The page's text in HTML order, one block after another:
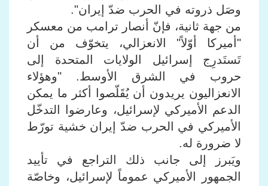
وصَل ذروته في الحرب ضدّ إيران".
من جهة ثانية، فإنّ أنصار ترامب من معسكر
"أميركا أوّلاً" الانعزالي، يتخوّف من أن
تَستَدرِج إسرائيل الولايات المتحدة إلى
حروب في الشرق الأوسط. "وهؤلاء
الانعزاليون يريدون أن يُقَلّصوا أكثر ما يمكن
الدعم الأميركي لإسرائيل، وعارضوا التدخّل
الأميركي في الحرب ضدّ إيران خشية تورّط
لا ضرورة له.
ويَبرز إلى جانب ذلك التراجع في تأييد
الجمهور الأميركي عموماً لإسرائيل، وخاصّة